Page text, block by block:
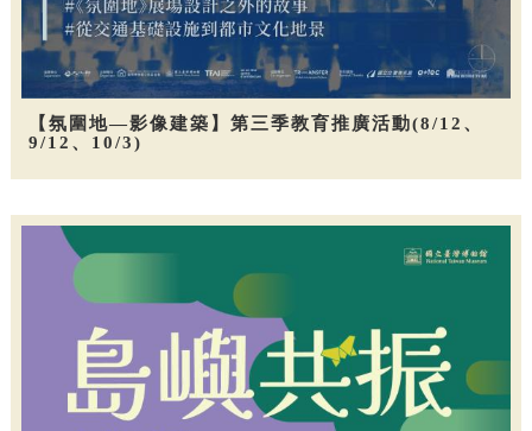
【氛圍地—影像建築】第三季教育推廣活動(8/12、
9/12、10/3)